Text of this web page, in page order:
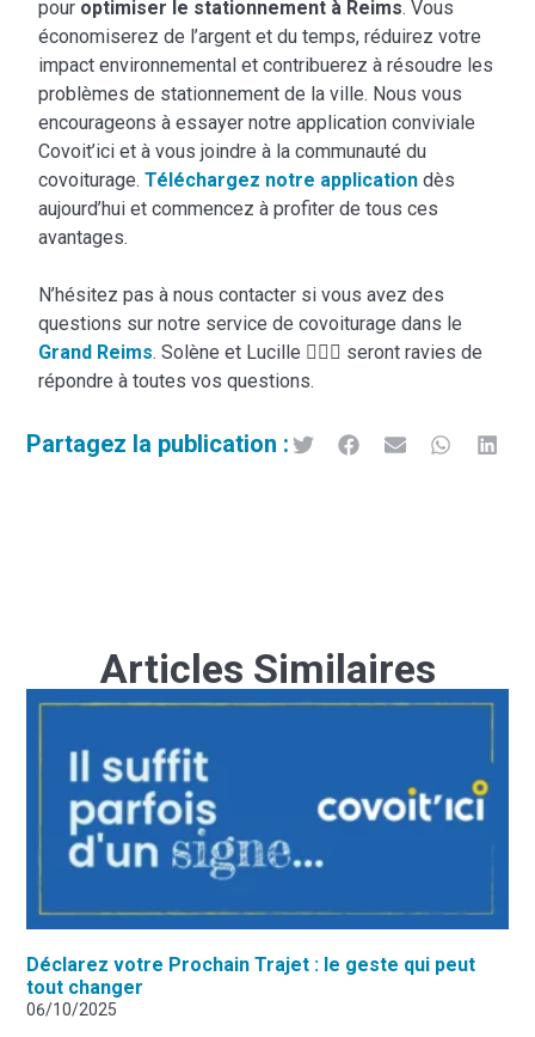
pour optimiser le stationnement à Reims. Vous
économiserez de l’argent et du temps, réduirez votre
impact environnemental et contribuerez à résoudre les
problèmes de stationnement de la ville. Nous vous
encourageons à essayer notre application conviviale
Covoit’ici et à vous joindre à la communauté du
covoiturage.Téléchargez notre application dès
aujourd’hui et commencez à profiter de tous ces
avantages.
N’hésitez pas à nous contacter si vous avez des
questions sur notre service de covoiturage dans le
Grand Reims. Solène et Lucille 🦸🏼‍♀️ seront ravies de
répondre à toutes vos questions.
Partagez la publication :
Articles Similaires
Déclarez votre Prochain Trajet : le geste qui peut
tout changer
06/10/2025